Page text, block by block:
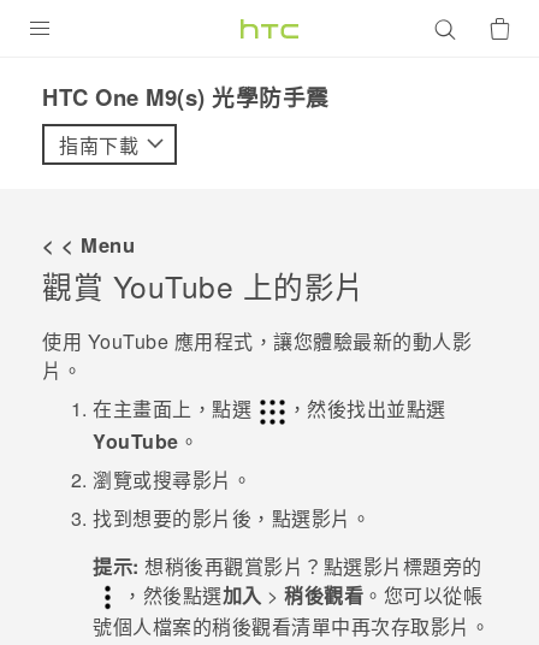
VIVE
配件
優惠專區
校園專案
企業採購
銷售門市
銷售通路
支援服務
VIVELAND
HTC One M9(s) 光學防手震‎
指南下載
< < Menu
觀賞 YouTube 上的影片
使用 YouTube 應用程式，讓您體驗最新的動人影
片。
在主畫面上，點選
，然後找出並點選
YouTube 。
瀏覽或搜尋影片。
找到想要的影片後，點選影片。
提示: 想稍後再觀賞影片？點選影片標題旁的
，然後點選加入 > 稍後觀看 。您可以從帳
號個人檔案的稍後觀看清單中再次存取影片。